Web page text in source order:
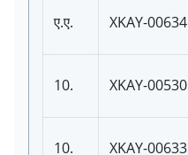
ए.ए. XKAY-00634
10. XKAY-00530
10. XKAY-00633